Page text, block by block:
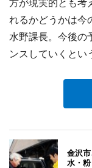
れるかどうかは今
水野課長。今後の
ンスしていくとい
金沢
水・